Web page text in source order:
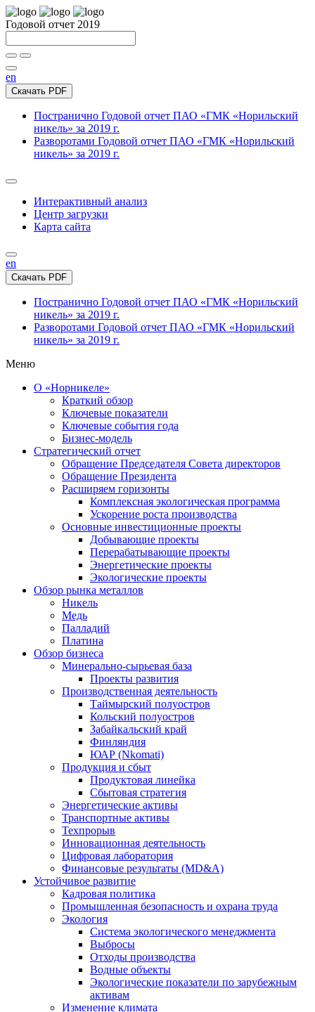
Годовой отчет 2019
en
Скачать PDF
Постранично Годовой отчет ПАО «ГМК «Норильский
никель» за 2019 г.
Разворотами Годовой отчет ПАО «ГМК «Норильский
никель» за 2019 г.
Интерактивный анализ
Центр загрузки
Карта сайта
en
Скачать PDF
Постранично Годовой отчет ПАО «ГМК «Норильский
никель» за 2019 г.
Разворотами Годовой отчет ПАО «ГМК «Норильский
никель» за 2019 г.
Меню
О «Норникеле»
Краткий обзор
Ключевые показатели
Ключевые события года
Бизнес-модель
Стратегический отчет
Обращение Председателя Совета директоров
Обращение Президента
Расширяем горизонты
Комплексная экологическая программа
Ускорение роста производства
Основные инвестиционные проекты
Добывающие проекты
Перерабатывающие проекты
Энергетические проекты
Экологические проекты
Обзор рынка металлов
Никель
Медь
Палладий
Платина
Обзор бизнеса
Минерально-сырьевая база
Проекты развития
Производственная деятельность
Таймырский полуостров
Кольский полуостров
Забайкальский край
Финляндия
ЮАР (Nkomati)
Продукция и сбыт
Продуктовая линейка
Сбытовая стратегия
Энергетические активы
Транспортные активы
Техпрорыв
Инновационная деятельность
Цифровая лаборатория
Финансовые результаты (MD&A)
Устойчивое развитие
Кадровая политика
Промышленная безопасность и охрана труда
Экология
Система экологического менеджмента
Выбросы
Отходы производства
Водные объекты
Экологические показатели по зарубежным
активам
Изменение климата